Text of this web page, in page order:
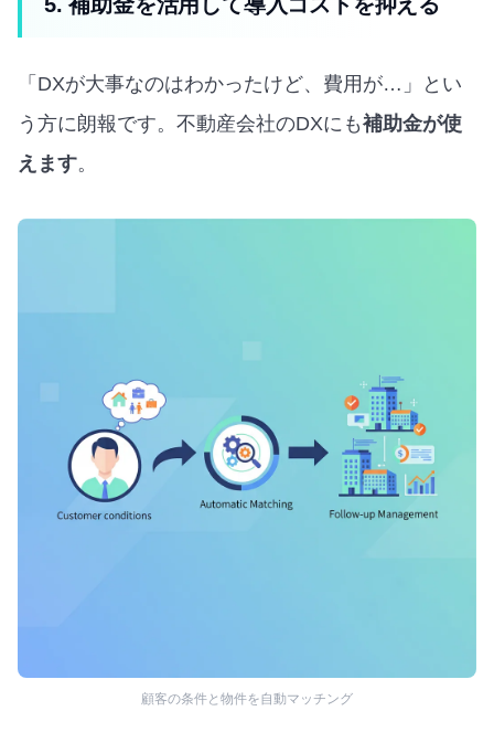
「DXが大事なのはわかったけど、費用が…」とい
う方に朗報です。不動産会社のDXにも補助金が使
えます。
顧客の条件と物件を自動マッチング